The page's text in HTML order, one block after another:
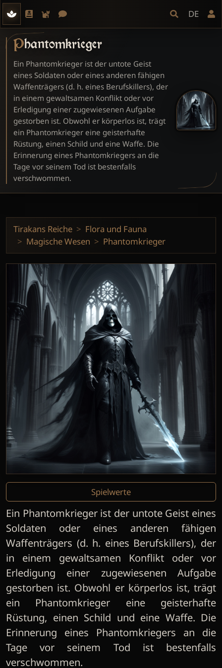
DE
Phantomkrieger
Ein Phantomkrieger ist der untote Geist
eines Soldaten oder eines anderen fähigen
Waffenträgers (d. h. eines Berufskillers), der
in einem gewaltsamen Konflikt oder vor
Erledigung einer zugewiesenen Aufgabe
gestorben ist. Obwohl er körperlos ist, trägt
ein Phantomkrieger eine geisterhafte
Rüstung, einen Schild und eine Waffe. Die
Erinnerung eines Phantomkriegers an die
Tage vor seinem Tod ist bestenfalls
verschwommen.
Tirakans Reiche
Flora und Fauna
Magische Wesen
Phantomkrieger
Spielwerte
Ein Phantomkrieger ist der untote Geist eines
Soldaten oder eines anderen fähigen
Waffenträgers (d. h. eines Berufskillers), der
in einem gewaltsamen Konflikt oder vor
Erledigung einer zugewiesenen Aufgabe
gestorben ist. Obwohl er körperlos ist, trägt
ein Phantomkrieger eine geisterhafte
Rüstung, einen Schild und eine Waffe. Die
Erinnerung eines Phantomkriegers an die
Tage vor seinem Tod ist bestenfalls
verschwommen.